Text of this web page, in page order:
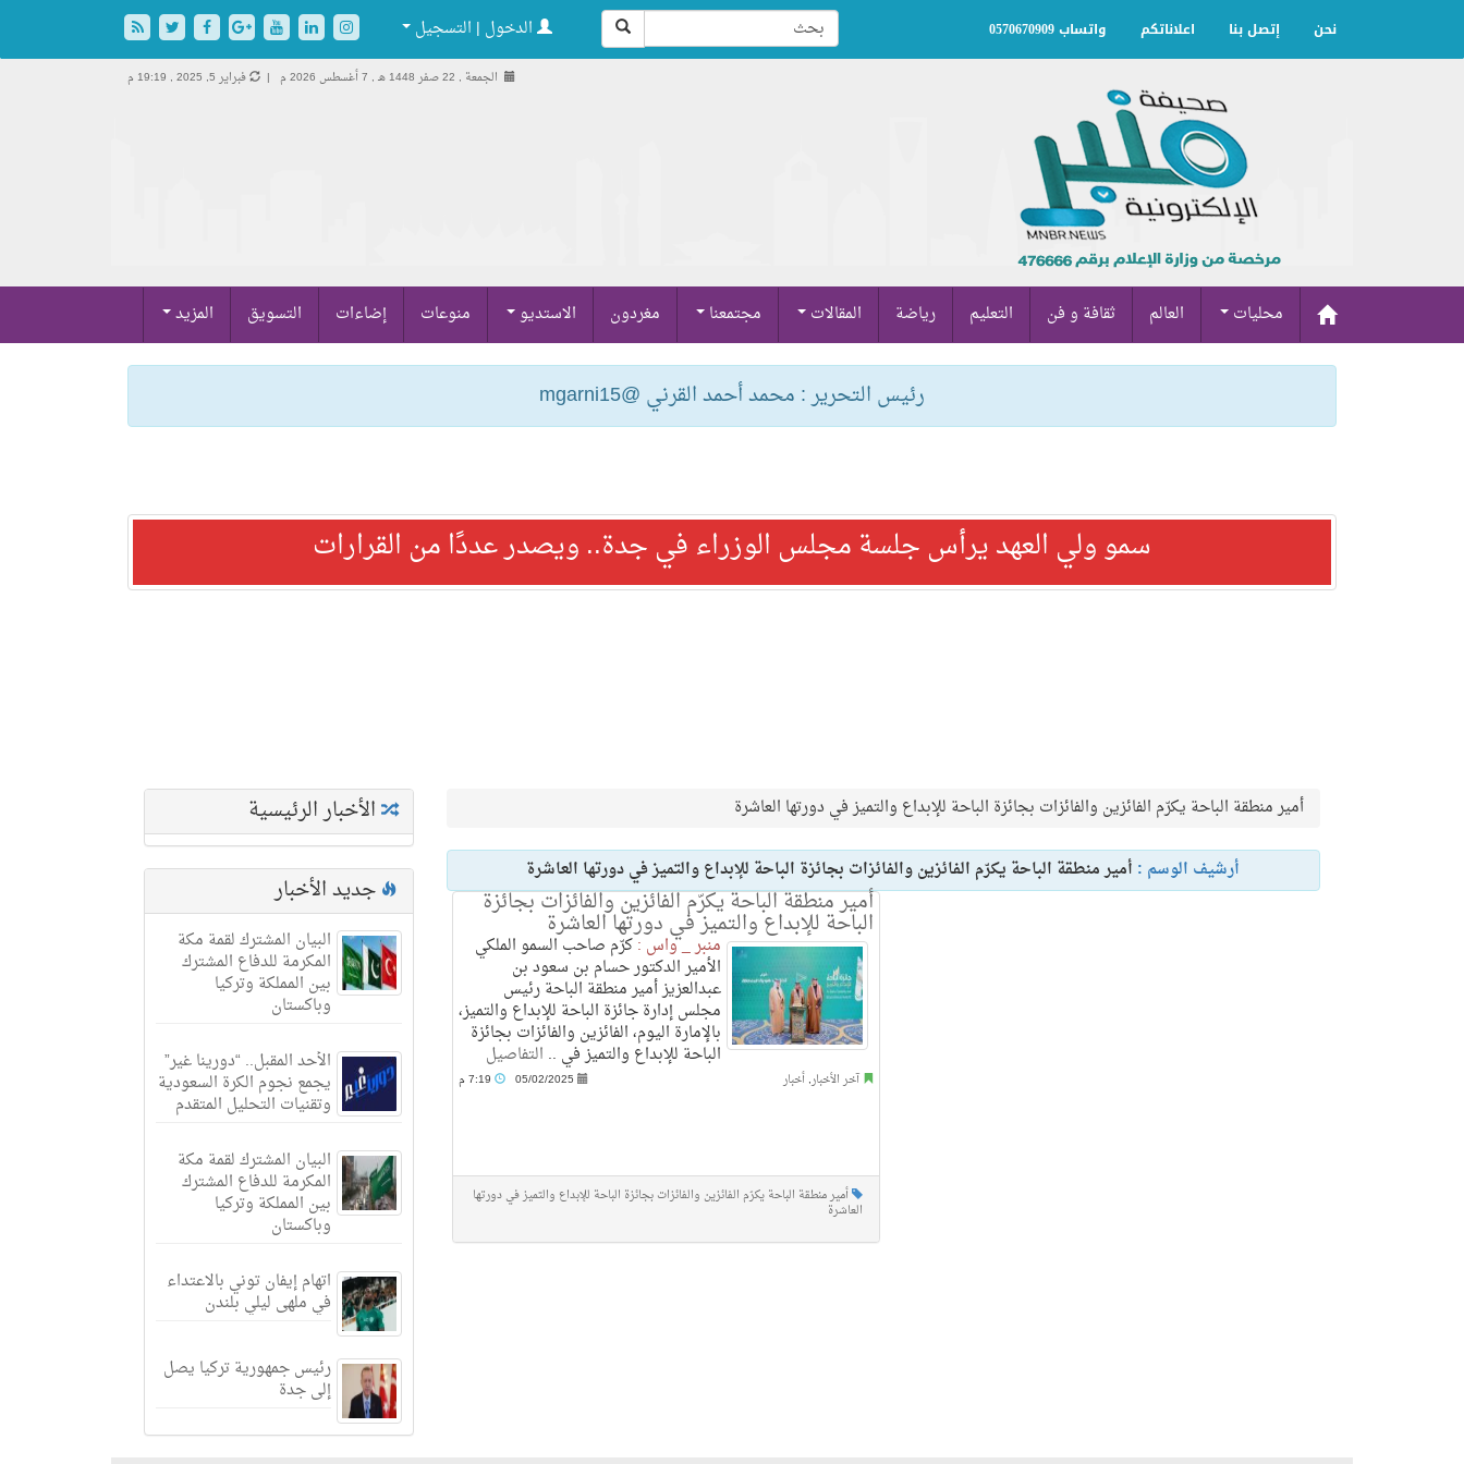
نحن إتصل بنا اعلاناتكم واتساب 0570670909 الدخول | التسجيل
الجمعة , 22 صفر 1448 هـ , 7 أغسطس 2026 م | فبراير 5, 2025 , 19:19 م
محليات العالم ثقافة و فن التعليم رياضة المقالات مجتمعنا مغردون الاستديو منوعات إضاءات التسويق المزيد
رئيس التحرير : محمد أحمد القرني @mgarni15
سمو ولي العهد يرأس جلسة مجلس الوزراء في جدة.. ويصدر عددًا من القرارات
الأخبار الرئيسية
جديد الأخبار
البيان المشترك لقمة مكة
المكرمة للدفاع المشترك
بين المملكة وتركيا
وباكستان
الأحد المقبل.. “دورينا غير”
يجمع نجوم الكرة السعودية
وتقنيات التحليل المتقدم
البيان المشترك لقمة مكة
المكرمة للدفاع المشترك
بين المملكة وتركيا
وباكستان
اتهام إيفان توني بالاعتداء
في ملهى ليلي بلندن
رئيس جمهورية تركيا يصل
إلى جدة
أمير منطقة الباحة يكرّم الفائزين والفائزات بجائزة الباحة للإبداع والتميز في دورتها العاشرة
أرشيف الوسم : أمير منطقة الباحة يكرّم الفائزين والفائزات بجائزة الباحة للإبداع والتميز في دورتها العاشرة
أمير منطقة الباحة يكرّم الفائزين والفائزات بجائزة
الباحة للإبداع والتميز في دورتها العاشرة
منبر _ واس :كرّم صاحب السمو الملكي
الأمير الدكتور حسام بن سعود بن
عبدالعزيز أمير منطقة الباحة رئيس
مجلس إدارة جائزة الباحة للإبداع والتميز،
بالإمارة اليوم، الفائزين والفائزات بجائزة
الباحة للإبداع والتميز في .. التفاصيل
آخر الأخبار,أخبار 05/02/2025
أمير منطقة الباحة يكرّم الفائزين والفائزات بجائزة الباحة للإبداع والتميز في دورتها
العاشرة